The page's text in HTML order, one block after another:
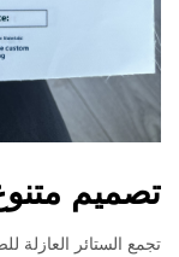
تصميم
تجمع الستائر العازلة